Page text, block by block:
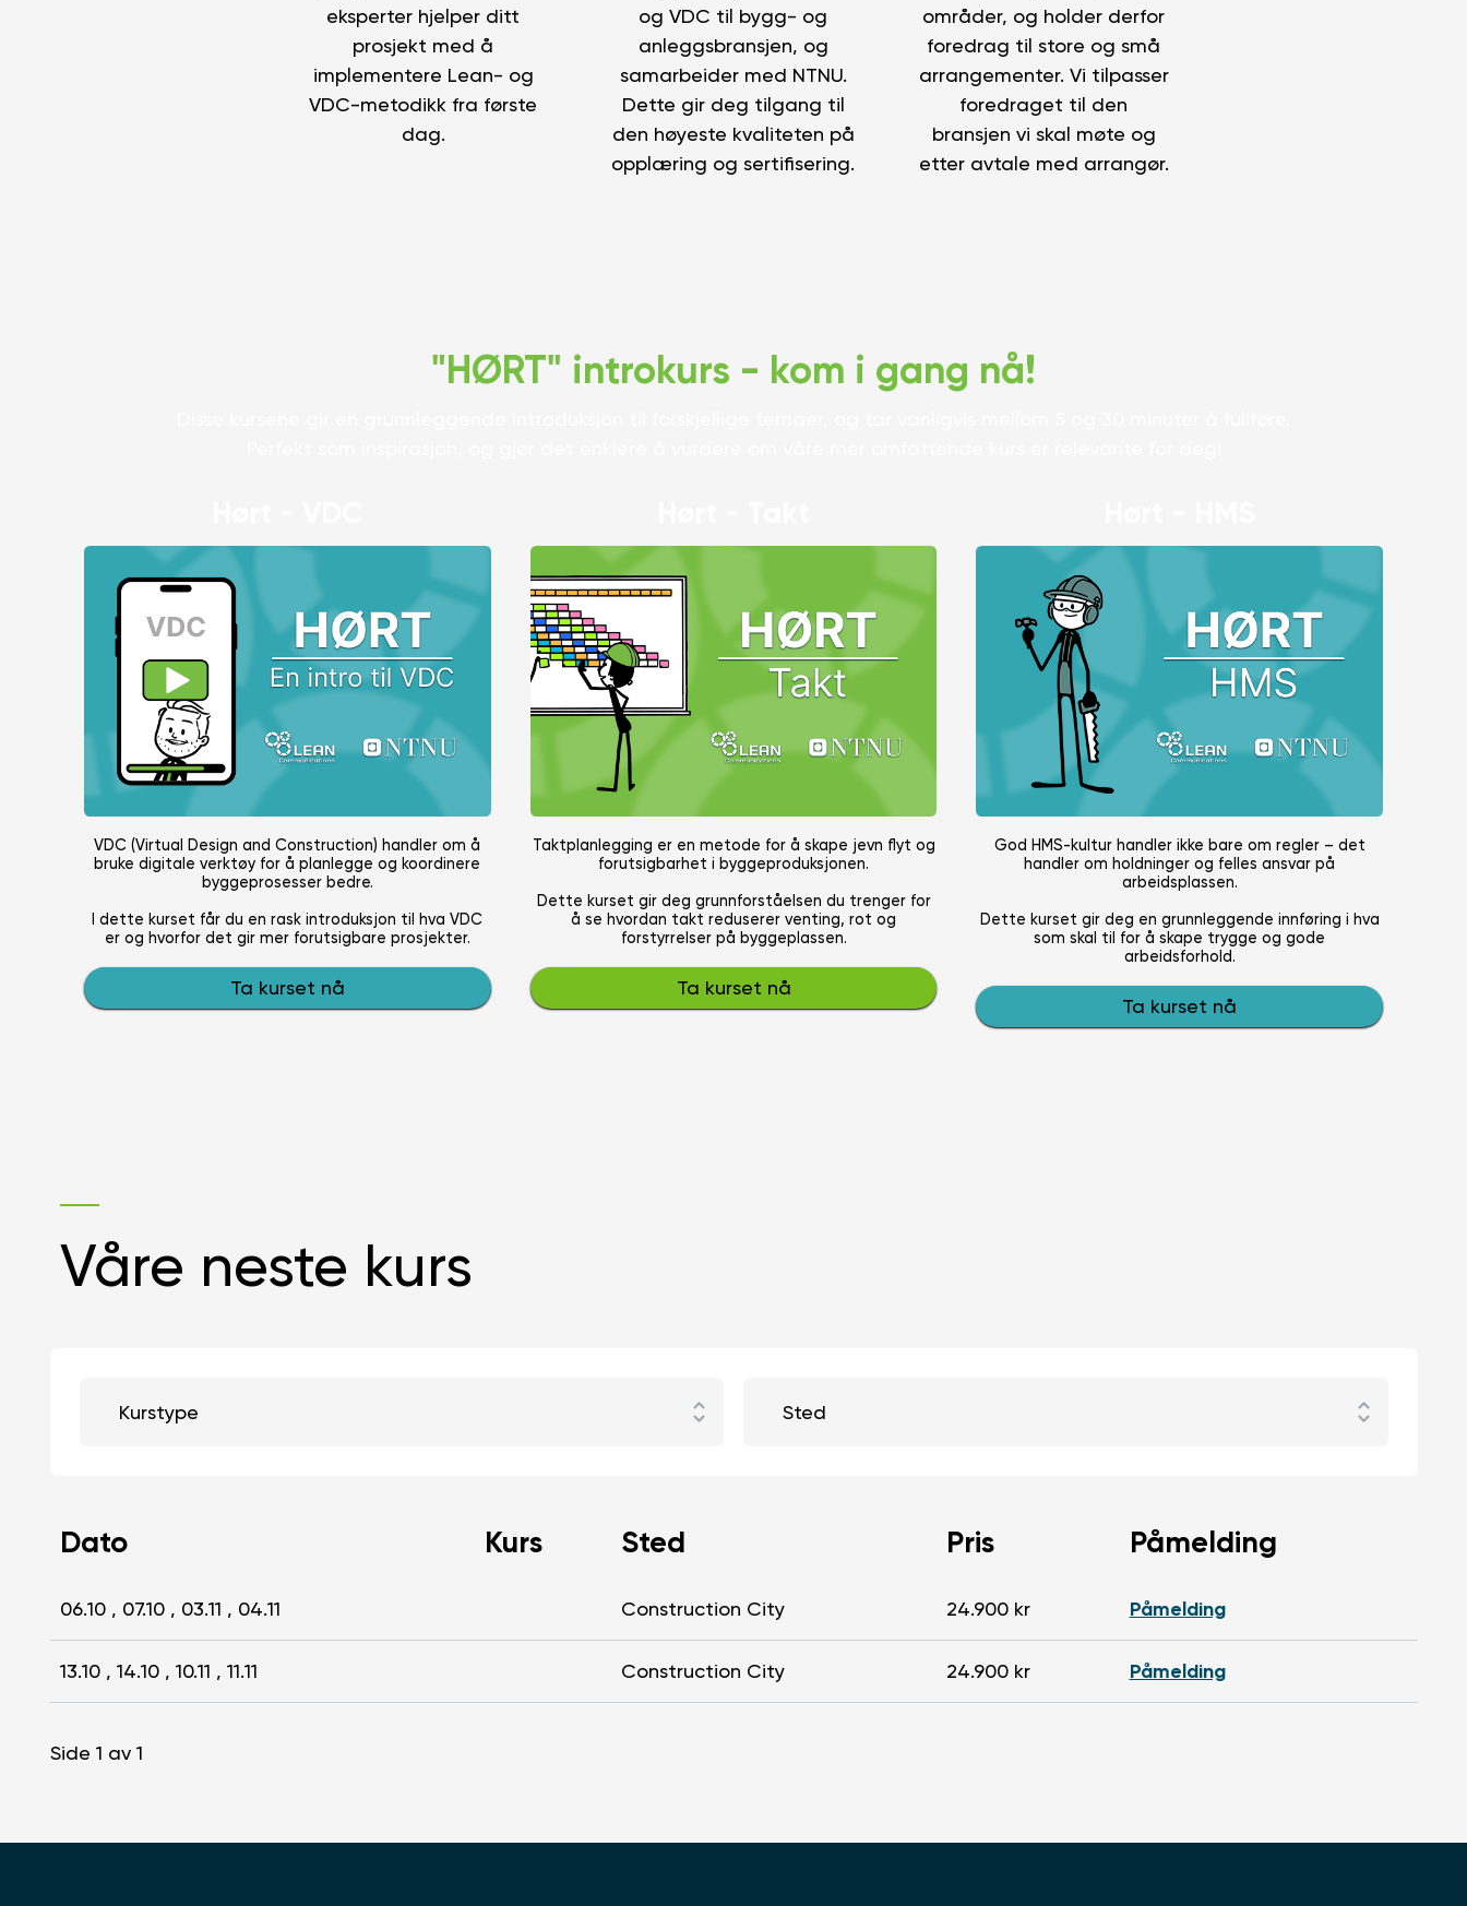
eksperter hjelper ditt
prosjekt med å
implementere Lean- og
VDC-metodikk fra første
dag.
og VDC til bygg- og
anleggsbransjen, og
samarbeider med NTNU.
Dette gir deg tilgang til
den høyeste kvaliteten på
opplæring og sertifisering.
områder, og holder derfor
foredrag til store og små
arrangementer. Vi tilpasser
foredraget til den
bransjen vi skal møte og
etter avtale med arrangør.
"HØRT" introkurs - kom i gang nå!
VDC (Virtual Design and Construction) handler om å
bruke digitale verktøy for å planlegge og koordinere
byggeprosesser bedre.
I dette kurset får du en rask introduksjon til hva VDC
er og hvorfor det gir mer forutsigbare prosjekter.
Ta kurset nå
Taktplanlegging er en metode for å skape jevn flyt og
forutsigbarhet i byggeproduksjonen.
Dette kurset gir deg grunnforståelsen du trenger for
å se hvordan takt reduserer venting, rot og
forstyrrelser på byggeplassen.
Ta kurset nå
God HMS-kultur handler ikke bare om regler – det
handler om holdninger og felles ansvar på
arbeidsplassen.
Dette kurset gir deg en grunnleggende innføring i hva
som skal til for å skape trygge og gode
arbeidsforhold.
Ta kurset nå
Våre neste kurs
Dato Kurs Sted Pris Påmelding
06.10 , 07.10 , 03.11 , 04.11 Construction City 24.900 kr Påmelding
13.10 , 14.10 , 10.11 , 11.11 Construction City 24.900 kr Påmelding
Side 1 av 1